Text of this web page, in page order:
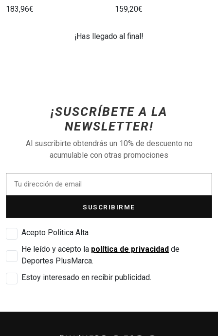
183,96€ 159,20€
¡Has llegado al final!
¡SUSCRÍBETE A LA
NEWSLETTER!
Al suscribirte obtendrás un 10% de descuento no
acumulable con otras promociones
SUSCRIBIRME
Acepto Politica Alta
He leído y acepto la política de privacidad de
Deportes PlusMarca.
Estoy interesado en recibir publicidad.